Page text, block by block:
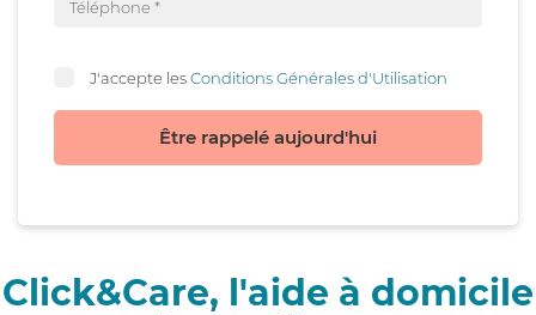
J'accepte lesConditions Générales d'Utilisation
Être rappelé aujourd'hui
Click&Care, l'aide à domicile